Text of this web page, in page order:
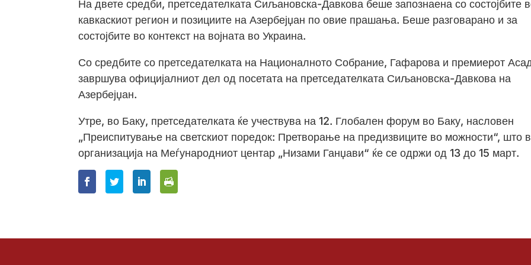
На двете средби, претседателката Сиљановска-Давкова беше запознаена со состојбите
кавкаскиот регион и позициите на Азербејџан по овие прашања. Беше разговарано и за
состојбите во контекст на војната во Украина.
Со средбите со претседателката на Националното Собрание, Гафарова и премиерот
завршува официјалниот дел од посетата на претседателката Сиљановска-Давкова на
Азербејџан.
Утре, во Баку, претседателката ќе учествува на 12. Глобален форум во Баку, насловен
„Преиспитување на светскиот поредок: Претворање на предизвиците во можности“, што
организација на Меѓународниот центар „Низами Ганџави“ ќе се одржи од 13 до 15 март.